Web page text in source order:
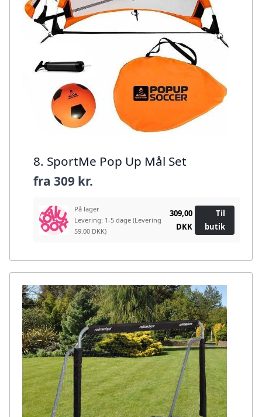
8. SportMe Pop Up Mål Set
fra 309 kr.
På lager
Levering: 1-5 dage (Levering
59.00 DKK)
309,00
DKK
Til
butik